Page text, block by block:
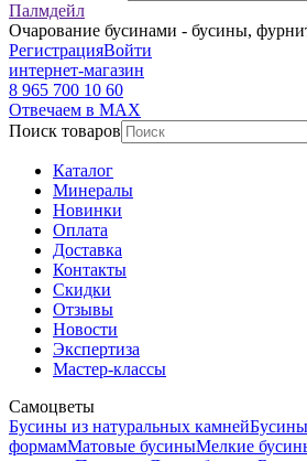
Палмдейл
Очарование бусинами - бусины,
РегистрацияВойти
интернет-магазин
8 965 700 10 60
Отвечаем в MAX
Поиск товаров
Каталог
Минералы
Новинки
Оплата
Доставка
Контакты
Скидки
Отзывы
Новости
Экспертиза
Мастер-классы
Самоцветы
Бусины из натуральных камней
формамМатовые бусиныМелкие